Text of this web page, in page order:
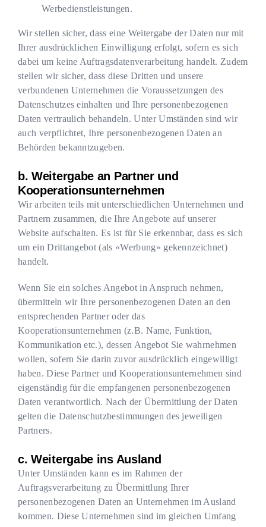
Werbedienstleistungen.
Wir stellen sicher, dass eine Weitergabe der Daten nur mit
Ihrer ausdrücklichen Einwilligung erfolgt, sofern es sich
dabei um keine Auftragsdatenverarbeitung handelt. Zudem
stellen wir sicher, dass diese Dritten und unsere
verbundenen Unternehmen die Voraussetzungen des
Datenschutzes einhalten und Ihre personenbezogenen
Daten vertraulich behandeln. Unter Umständen sind wir
auch verpflichtet, Ihre personenbezogenen Daten an
Behörden bekanntzugeben.
b. Weitergabe an Partner und
Kooperationsunternehmen
Wir arbeiten teils mit unterschiedlichen Unternehmen und
Partnern zusammen, die Ihre Angebote auf unserer
Website aufschalten. Es ist für Sie erkennbar, dass es sich
um ein Drittangebot (als «Werbung» gekennzeichnet)
handelt.
Wenn Sie ein solches Angebot in Anspruch nehmen,
übermitteln wir Ihre personenbezogenen Daten an den
entsprechenden Partner oder das
Kooperationsunternehmen (z.B. Name, Funktion,
Kommunikation etc.), dessen Angebot Sie wahrnehmen
wollen, sofern Sie darin zuvor ausdrücklich eingewilligt
haben. Diese Partner und Kooperationsunternehmen sind
eigenständig für die empfangenen personenbezogenen
Daten verantwortlich. Nach der Übermittlung der Daten
gelten die Datenschutzbestimmungen des jeweiligen
Partners.
c. Weitergabe ins Ausland
Unter Umständen kann es im Rahmen der
Auftragsverarbeitung zu Übermittlung Ihrer
personenbezogenen Daten an Unternehmen im Ausland
kommen. Diese Unternehmen sind im gleichen Umfang